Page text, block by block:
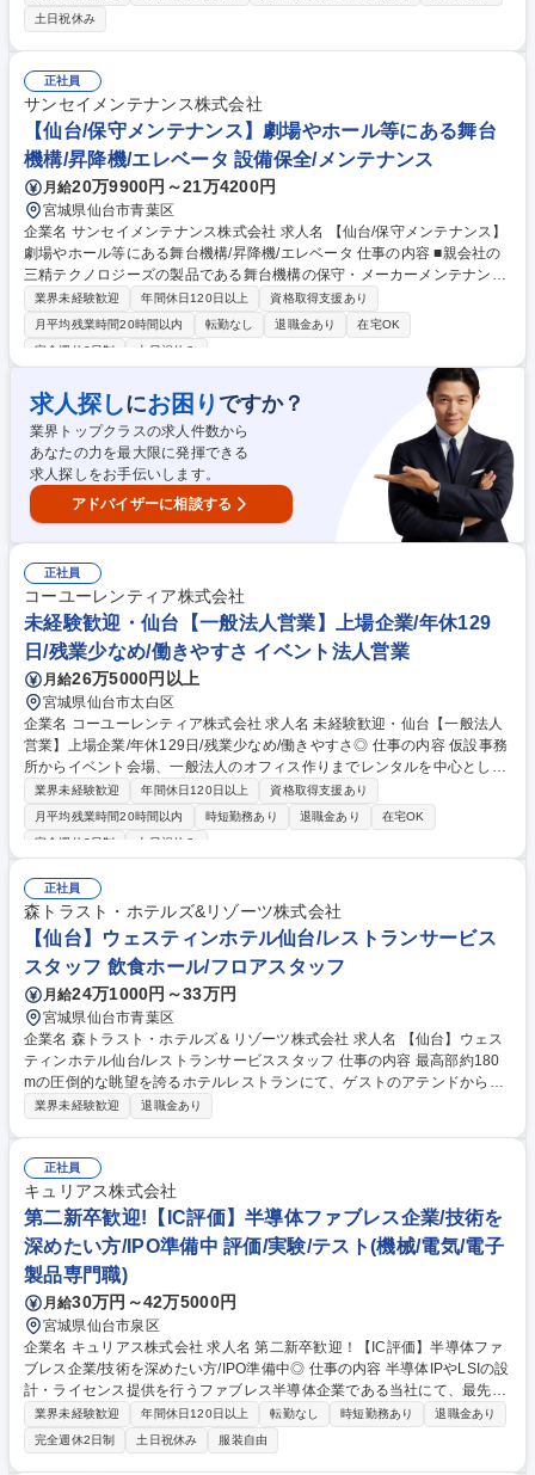
りますので、業界未経験の方でもご安心ください。 【業務詳細について】
■営業種別…既存：新規＝8:2※商材はは全て阿部長商店の商品です■範
囲…仙台圏を中心に東北6県全域■顧客…各県の市場担当者、問屋、商社、
量販店バイヤー ■営業スタイル…顧客にプレゼン提案営業【やりがい】■
お客様の声を吸い上げ製品に反映することもできるため自身の仕事が誰の
為になっているか感じられる仕事です。自社工場が5箇所ございますの
で、一次加工から高次加工まで幅広く対応できます。 募集職種 【仙台/食
品営業】海・魚・釣りが好きな方求む！三陸の自社製品のファンづくり
土日祝休み
正社員
サンセイメンテナンス株式会社
【仙台/保守メンテナンス】劇場やホール等にある舞台
機構/昇降機/エレベータ 設備保全/メンテナンス
月給20万9900円～21万4200円
宮城県仙台市青葉区
企業名 サンセイメンテナンス株式会社 求人名 【仙台/保守メンテナンス】
劇場やホール等にある舞台機構/昇降機/エレベータ 仕事の内容 ■親会社の
三精テクノロジーズの製品である舞台機構の保守・メーカーメンテナンス
を担当いただきます(1現場あたり2～4名体制で対応)。安定した企業でじ
っくり腰を据えて働きたい方からのご応募をお待ちしています ◇[定期点
検・検査]大型の機械設備の各部品の点検、給油、動作調整、また故障個所
術指導 等 ◇[その他]設備の遠隔監視/保守機器の新規導入/更新に伴う据え
付け調整 【緊急対応】緊急時の際は外注業者が対応する為、急な依頼(呼
び出し)はほとんど発生しませんが、対応する事も稀にあります。※設備
内のメンテナンスのため建物側の改変は伴いません。 募集職種 【仙台/保
守メンテナンス】劇場やホール等にある舞台機構/昇降機/エレベータ
業界未経験歓迎 年間休日120日以上
資格取得支援あり
月平均残業時間20時間以内
転勤なし 退職金あり
在宅OK
完全週休2日制
土日祝休み
求人探しにお困り ですか？
業界トップクラスの求人件数から
あなたの力を最大限に発揮できる
求人探しをお手伝いします。
アドバイザーに相談する
正社員
コーユーレンティア株式会社
未経験歓迎・仙台【一般法人営業】上場企業/年休129
日/残業少なめ/働きやすさ イベント法人営業
月給26万5000円以上
宮城県仙台市太白区
企業名 コーユーレンティア株式会社 求人名 未経験歓迎・仙台【一般法人
営業】上場企業/年休129日/残業少なめ/働きやすさ◎ 仕事の内容 仮設事務
所からイベント会場、一般法人のオフィス作りまでレンタルを中心とした
サービスをお客様へ提供しています。 既存（新規含む）のお客様に対し
て、レンタルサービスを軸としてオフィスデザイン、レイアウト提案、商
品提案、納品引取打合せから納品までの顧客対応が主業務です。またレン
等の事務作業や力仕事は別部署が担当。顧客との打合せと社内スタッフに
対する指示出しがメインです。 募集職種 未経験歓迎・仙台【一般法人営
業】上場企業/年休129日/残業少なめ/働きやすさ◎
業界未経験歓迎 年間休日120日以上
資格取得支援あり
月平均残業時間20時間以内
時短勤務あり 退職金あり
在宅OK
完全週休2日制
土日祝休み
正社員
森トラスト・ホテルズ&リゾーツ株式会社
【仙台】ウェスティンホテル仙台/レストランサービス
スタッフ 飲食ホール/フロアスタッフ
月給24万1000円～33万円
宮城県仙台市青葉区
企業名 森トラスト・ホテルズ＆リゾーツ株式会社 求人名 【仙台】ウェス
ティンホテル仙台/レストランサービススタッフ 仕事の内容 最高部約180
mの圧倒的な眺望を誇るホテルレストランにて、ゲストのアテンドから食
事のご案内、テーブルセットなどのサービス、並びにカトラリー等の備品
は太平洋まで見渡せる高層階からのパノラマビューが、訪れるゲストに非
日常の感動を届けます。充実した研修や資格取得支援、ホテル間クロスト
レーニングなど成長を支える人材開発制度も万全。培った料飲経験や英会
話力を活かし、東北を代表するラグジュアリーホテルで輝きませんか。 募
集職種 【仙台】ウェスティンホテル仙台/レストランサービススタッフ
業界未経験歓迎 退職金あり
正社員
キュリアス株式会社
第二新卒歓迎!【IC評価】半導体ファブレス企業/技術を
深めたい方/IPO準備中 評価/実験/テスト(機械/電気/電子
製品専門職)
月給30万円～42万5000円
宮城県仙台市泉区
企業名 キュリアス株式会社 求人名 第二新卒歓迎！【IC評価】半導体ファ
ブレス企業/技術を深めたい方/IPO準備中◎ 仕事の内容 半導体IPやLSIの設
計・ライセンス提供を行うファブレス半導体企業である当社にて、最先端
の高速インターフェース半導体回路（IP）の評価・テスト業務をお任せい
たします。 自社で設計した半導体回路が、仕様通りに動くかを実機で検証
します。 ■評価計画・環境の構築■測定器（オシロスコープ、ロジックア
業界未経験歓迎 年間休日120日以上 転勤なし 時短勤務あり
退職金あり
完全週休2日制
土日祝休み 服装自由